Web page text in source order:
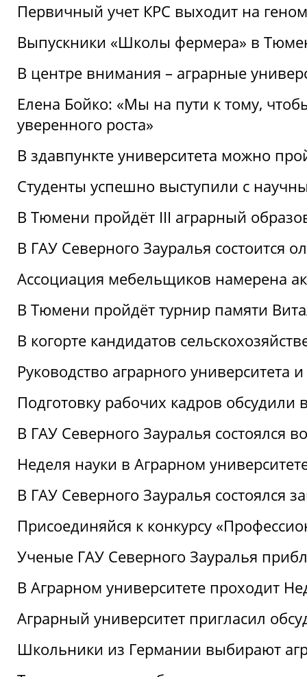
Первичный учет КРС выходит на
Выпускники «Школы фермера» в
В центре внимания – аграрные
Елена Бойко: «Мы на пути к тому,
уверенного роста»
В здавпункте университета можно
Студенты успешно выступили с
В Тюмени пройдёт III аграрный
В ГАУ Северного Зауралья состоится
Ассоциация мебельщиков намерена
В Тюмени пройдёт турнир памяти
В когорте кандидатов
Руководство аграрного
Подготовку рабочих кадров
В ГАУ Северного Зауралья состоялся
Неделя науки в Аграрном
В ГАУ Северного Зауралья
Присоединяйся к конкурсу
Ученые ГАУ Северного Зауралья
В Аграрном университете проходит
Аграрный университет пригласил
Школьники из Германии выбирают